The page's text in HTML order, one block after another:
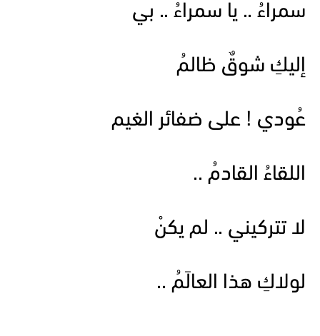
سمراءُ .. يا سمراءُ .. بي
إليكِ شوقٌ ظالمُ
عُودي ! على ضفائر الغيم
اللقاءُ القادمُ ..
لا تتركيني .. لم يكنْ
لولاكِ هذا العالَمُ ..